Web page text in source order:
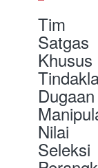
Tim
Satgas
Khusus
Dugaan
Nilai
Seleksi